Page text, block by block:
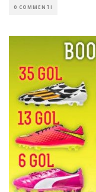
0 COMMENTI